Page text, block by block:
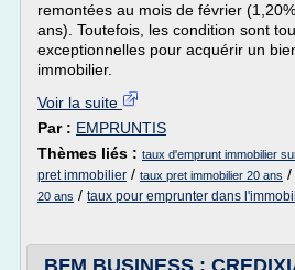
remontées au mois de février
ans). Toutefois, les condition sont
exceptionnelles pour acquérir un
immobilier.
Voir la suite
Par : EMPRUNTIS
Thèmes liés : taux d'emprunt immobilier
pret immobilier / taux pret immobilier 20 ans /
20 ans / taux pour emprunter dans
BFM BUSINESS :